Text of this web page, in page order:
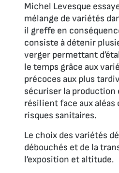
Michel Levesque
mélange de variétés
il greffe en
consiste à détenir
verger permettant
le temps grâce aux
précoces aux plus
sécuriser la production
résilient face aux
risques sanitaires.
Le choix des variétés
débouchés et de la
l’exposition et altitude.